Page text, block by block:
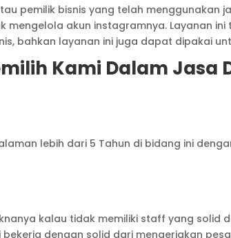
pemilik bisnis yang telah menggunakan
mengelola akun instagramnya. Layanan
bahkan layanan ini juga dapat dipakai
Kami Dalam Jasa
lebih dari 5 Tahun di bidang ini
kalau tidak memiliki staff yang solid
dengan solid dari mengerjakan